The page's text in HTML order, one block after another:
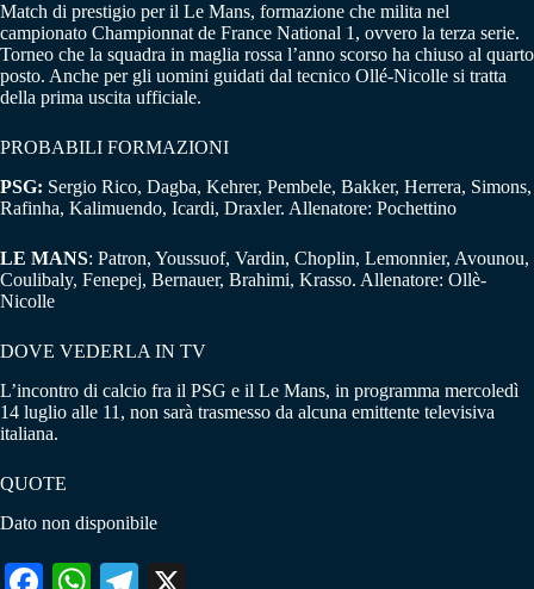
Match di prestigio per il Le Mans, formazione che milita nel
campionato Championnat de France National 1, ovvero la terza serie.
Torneo che la squadra in maglia rossa l’anno scorso ha chiuso al quarto
posto. Anche per gli uomini guidati dal tecnico Ollé-Nicolle si tratta
della prima uscita ufficiale.
PROBABILI FORMAZIONI
PSG: Sergio Rico, Dagba, Kehrer, Pembele, Bakker, Herrera, Simons,
Rafinha, Kalimuendo, Icardi, Draxler. Allenatore: Pochettino
LE MANS: Patron, Youssuof, Vardin, Choplin, Lemonnier, Avounou,
Coulibaly, Fenepej, Bernauer, Brahimi, Krasso. Allenatore: Ollè-
Nicolle
DOVE VEDERLA IN TV
L’incontro di calcio fra il PSG e il Le Mans, in programma mercoledì
14 luglio alle 11, non sarà trasmesso da alcuna emittente televisiva
italiana.
QUOTE
Dato non disponibile